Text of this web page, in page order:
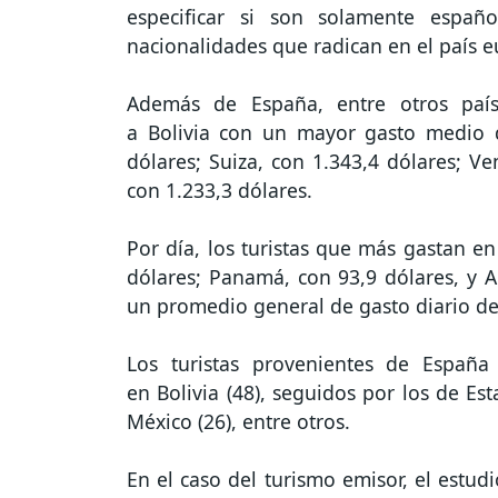
especificar si son solamente
nacionalidades que radican en el país
Además de España, entre otros
a Bolivia con un mayor gasto medio
dólares; Suiza, con 1.343,4 dólares;
con 1.233,3 dólares.
Por día, los turistas que más gastan
dólares; Panamá, con 93,9 dólares, y
un promedio general de gasto diario
Los turistas provenientes de
en Bolivia (48), seguidos por los de
México (26), entre otros.
En el caso del turismo emisor, el